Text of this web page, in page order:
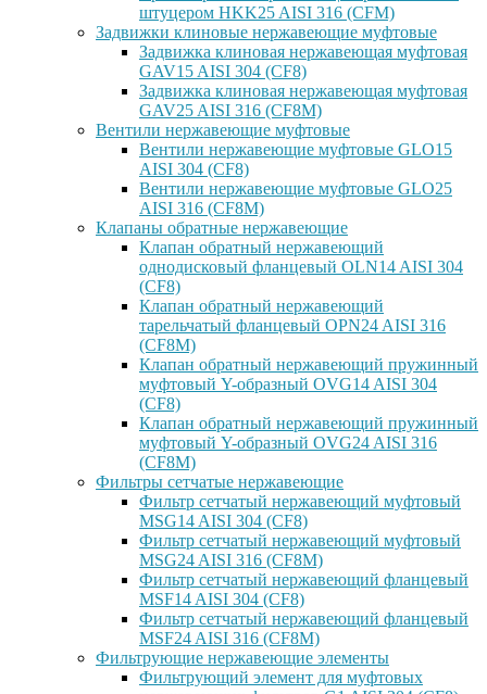
штуцером HKK25 AISI 316 (CFM)
Задвижки клиновые нержавеющие муфтовые
Задвижка клиновая нержавеющая муфтовая
GAV15 AISI 304 (CF8)
Задвижка клиновая нержавеющая муфтовая
GAV25 AISI 316 (CF8M)
Вентили нержавеющие муфтовые
Вентили нержавеющие муфтовые GLO15
AISI 304 (CF8)
Вентили нержавеющие муфтовые GLO25
AISI 316 (CF8M)
Клапаны обратные нержавеющие
Клапан обратный нержавеющий
однодисковый фланцевый OLN14 AISI 304
(CF8)
Клапан обратный нержавеющий
тарельчатый фланцевый OPN24 AISI 316
(CF8M)
Клапан обратный нержавеющий пружинный
муфтовый Y-образный OVG14 AISI 304
(CF8)
Клапан обратный нержавеющий пружинный
муфтовый Y-образный OVG24 AISI 316
(CF8М)
Фильтры сетчатые нержавеющие
Фильтр сетчатый нержавеющий муфтовый
MSG14 AISI 304 (CF8)
Фильтр сетчатый нержавеющий муфтовый
MSG24 AISI 316 (CF8M)
Фильтр сетчатый нержавеющий фланцевый
MSF14 AISI 304 (CF8)
Фильтр сетчатый нержавеющий фланцевый
MSF24 AISI 316 (CF8M)
Фильтрующие нержавеющие элементы
Фильтрующий элемент для муфтовых